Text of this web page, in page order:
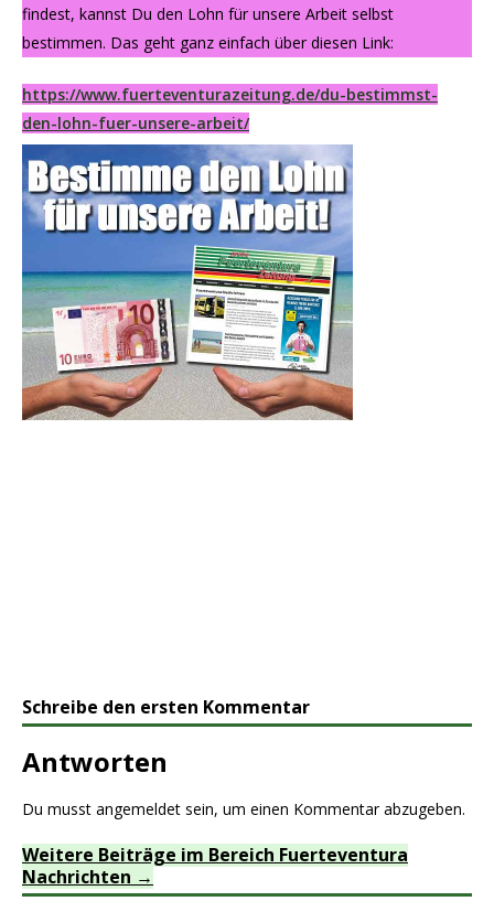
findest, kannst Du den Lohn für unsere Arbeit selbst
bestimmen. Das geht ganz einfach über diesen Link:
https://www.fuerteventurazeitung.de/du-bestimmst-
den-lohn-fuer-unsere-arbeit/
Schreibe den ersten Kommentar
Antworten
Du musst angemeldet sein, um einen Kommentar abzugeben.
Weitere Beiträge im Bereich Fuerteventura
Nachrichten